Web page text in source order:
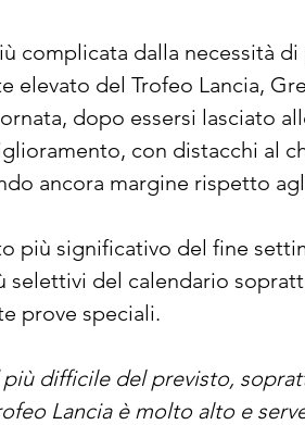
complicata dalla necessità
elevato del Trofeo Lancia,
dopo essersi lasciato
con distacchi al
ancora margine rispetto
più significativo del fine
selettivi del calendario
prove speciali.
più difficile del previsto,
Lancia è molto alto e